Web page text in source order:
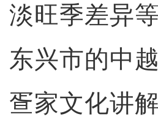
淡旺季差异
东兴市的中
疍家文化讲